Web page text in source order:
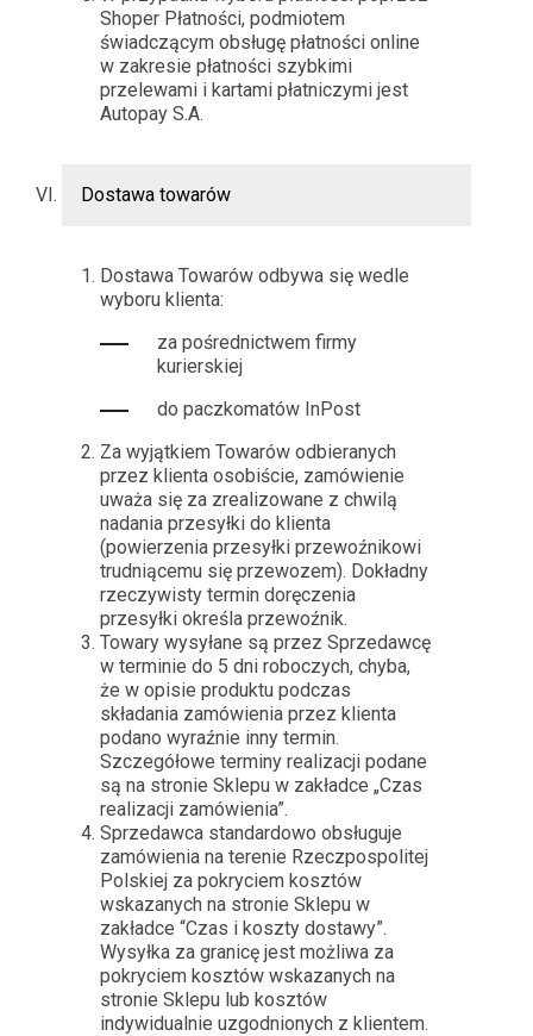
Shoper Płatności, podmiotem
świadczącym obsługę płatności online
w zakresie płatności szybkimi
przelewami i kartami płatniczymi jest
Autopay S.A.
Dostawa towarów
Dostawa Towarów odbywa się wedle
wyboru klienta:
za pośrednictwem firmy
kurierskiej
do paczkomatów InPost
Za wyjątkiem Towarów odbieranych
przez klienta osobiście, zamówienie
uważa się za zrealizowane z chwilą
nadania przesyłki do klienta
(powierzenia przesyłki przewoźnikowi
trudniącemu się przewozem). Dokładny
rzeczywisty termin doręczenia
przesyłki określa przewoźnik.
Towary wysyłane są przez Sprzedawcę
w terminie do 5 dni roboczych, chyba,
że w opisie produktu podczas
składania zamówienia przez klienta
podano wyraźnie inny termin.
Szczegółowe terminy realizacji podane
są na stronie Sklepu w zakładce „Czas
realizacji zamówienia”.
Sprzedawca standardowo obsługuje
zamówienia na terenie Rzeczpospolitej
Polskiej za pokryciem kosztów
wskazanych na stronie Sklepu w
zakładce “Czas i koszty dostawy”.
Wysyłka za granicę jest możliwa za
pokryciem kosztów wskazanych na
stronie Sklepu lub kosztów
indywidualnie uzgodnionych z klientem.